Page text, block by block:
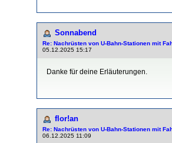
Sonnabend
Re: Nachrüsten von U-Bahn-Stationen mit
05.12.2025 15:17
Danke für deine Erläuterungen.
flor!an
Re: Nachrüsten von U-Bahn-Stationen mit
06.12.2025 11:09